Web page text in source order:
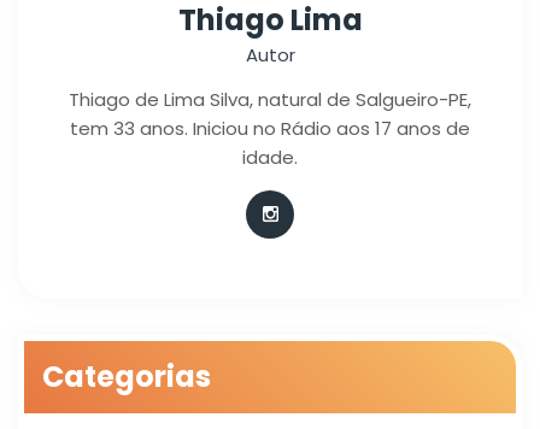
Thiago Lima
Autor
Thiago de Lima Silva, natural de Salgueiro-PE,
tem 33 anos. Iniciou no Rádio aos 17 anos de
idade.
Categorias